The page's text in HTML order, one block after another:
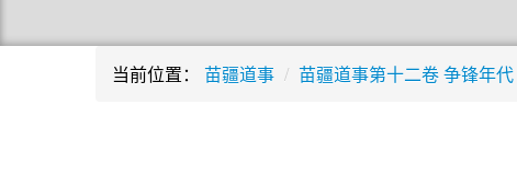
当前位置： 苗疆道事 / 苗疆道事第十二卷 争锋年代